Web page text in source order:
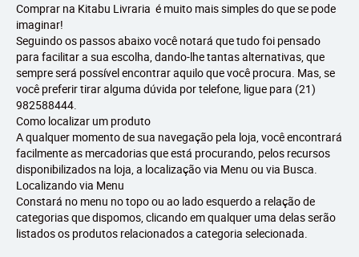
Comprar na Kitabu Livraria é muito mais simples do que se pode
imaginar!
Seguindo os passos abaixo você notará que tudo foi pensado
para facilitar a sua escolha, dando-lhe tantas alternativas, que
sempre será possível encontrar aquilo que você procura. Mas, se
você preferir tirar alguma dúvida por telefone, ligue para (21)
982588444.
Como localizar um produto
A qualquer momento de sua navegação pela loja, você encontrará
facilmente as mercadorias que está procurando, pelos recursos
disponibilizados na loja, a localização via Menu ou via Busca.
Localizando via Menu
Constará no menu no topo ou ao lado esquerdo a relação de
categorias que dispomos, clicando em qualquer uma delas serão
listados os produtos relacionados a categoria selecionada.